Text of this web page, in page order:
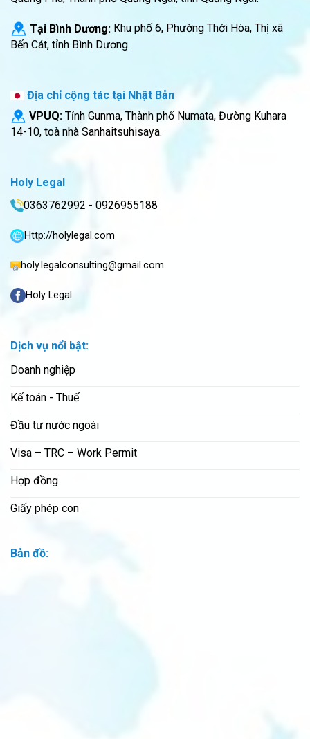
Tại Bình Dương: Khu phố 6, Phường Thới Hòa, Thị xã
Bến Cát, tỉnh Bình Dương.
Địa chỉ cộng tác tại Nhật Bản
VPUQ: Tỉnh Gunma, Thành phố Numata, Đường Kuhara
14-10, toà nhà Sanhaitsuhisaya.
Holy Legal
0363762992 - 0926955188
Http://holylegal.com
holy.legalconsulting@gmail.com
Holy Legal
Dịch vụ nổi bật:
Doanh nghiệp
Kế toán - Thuế
Đầu tư nước ngoài
Visa – TRC – Work Permit
Hợp đồng
Giấy phép con
Bản đồ: